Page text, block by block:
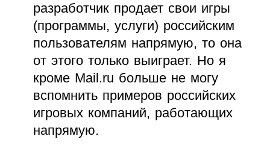
разработчик продает свои игры
(программы, услуги) российским
пользователям напрямую, то она
от этого только выиграет. Но я
кроме Mail.ru больше не могу
вспомнить примеров российских
игровых компаний, работающих
напрямую.